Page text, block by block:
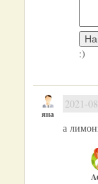
:)
яна
2021-
а